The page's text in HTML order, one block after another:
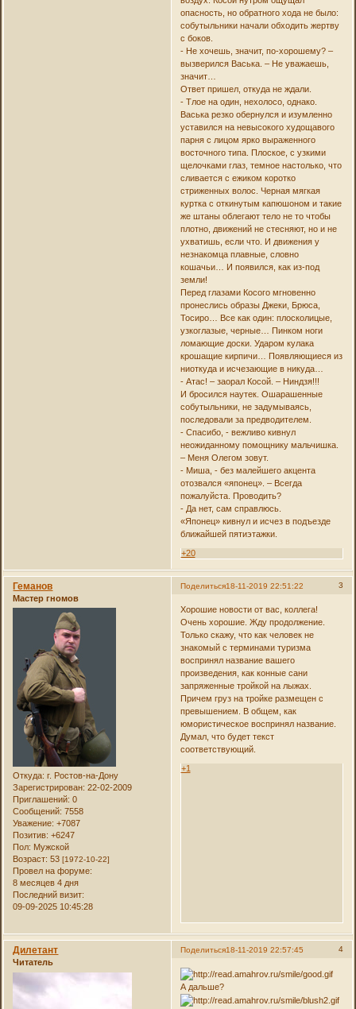
опасность, но обратного хода не было:
собутыльники начали обходить жертву
с боков.
- Не хочешь, значит, по-хорошему? –
вызверился Васька. – Не уважаешь,
значит…
Ответ пришел, откуда не ждали.
- Тлое на один, нехолосо, однако.
Васька резко обернулся и изумленно
уставился на невысокого худощавого
парня с лицом ярко выраженного
восточного типа. Плоское, с узкими
щелочками глаз, темное настолько, что
сливается с ежиком коротко
стриженных волос. Черная мягкая
куртка с откинутым капюшоном и такие
же штаны облегают тело не то чтобы
плотно, движений не стесняют, но и не
ухватишь, если что. И движения у
незнакомца плавные, словно
кошачьи… И появился, как из-под
земли!
Перед глазами Косого мгновенно
пронеслись образы Джеки, Брюса,
Тосиро… Все как один: плосколицые,
узкоглазые, черные… Пинком ноги
ломающие доски. Ударом кулака
крошащие кирпичи… Появляющиеся из
ниоткуда и исчезающие в никуда…
- Атас! – заорал Косой. – Ниндзя!!!
И бросился наутек. Ошарашенные
собутыльники, не задумываясь,
последовали за предводителем.
- Спасибо, - вежливо кивнул
неожиданному помощнику мальчишка.
– Меня Олегом зовут.
- Миша, - без малейшего акцента
отозвался «японец». – Всегда
пожалуйста. Проводить?
- Да нет, сам справлюсь.
«Японец» кивнул и исчез в подъезде
ближайшей пятиэтажки.
+20
Поделиться 3
18-11-2019 22:51:22
Геманов
Мастер гномов
Откуда: г. Ростов-на-Дону
Зарегистрирован: 22-02-2009
Приглашений: 0
Сообщений: 7558
Уважение: +7087
Позитив: +6247
Пол: Мужской
Возраст: 53[1972-10-22]
Провел на форуме:
8 месяцев 4 дня
Последний визит:
09-09-2025 10:45:28
Хорошие новости от вас, коллега!
Очень хорошие. Жду продолжение.
Только скажу, что как человек не
знакомый с терминами туризма
воспринял название вашего
произведения, как конные сани
запряженные тройкой на лыжах.
Причем груз на тройке размещен с
превышением. В общем, как
юмористическое воспринял название.
Думал, что будет текст
соответствующий.
+1
Поделиться 4
18-11-2019 22:57:45
Дилетант
Читатель
А дальше?